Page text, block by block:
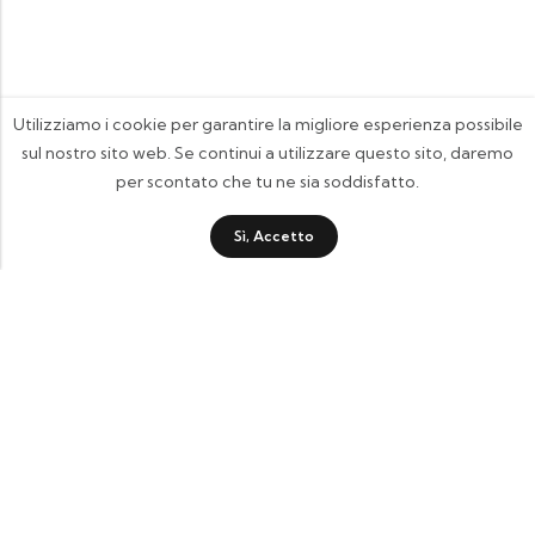
Utilizziamo i cookie per garantire la migliore esperienza possibile
sul nostro sito web. Se continui a utilizzare questo sito, daremo
per scontato che tu ne sia soddisfatto.
Sì, Accetto